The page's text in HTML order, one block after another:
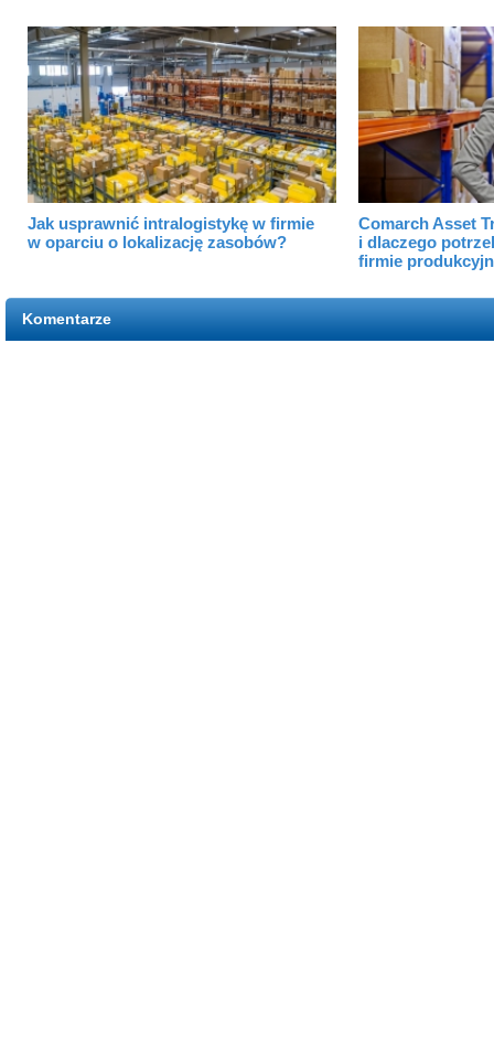
Jak usprawnić intralogistykę w firmie
w oparciu o lokalizację zasobów?
Comarch Asset
i dlaczego
firmie
Komentarze